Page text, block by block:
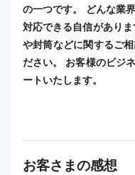
の一つです。 どんな業
対応できる自信があり
や封筒などに関するご
ださい。 お客様のビジ
ートいたします。
お客さまの感想